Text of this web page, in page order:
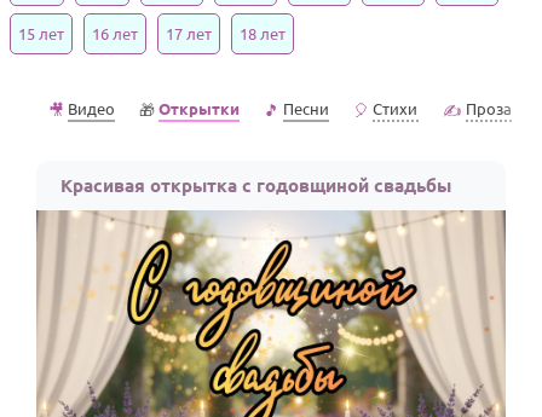
Годовщина свадьбы
Женщине
Мужчине
Папе
Детям
Все родственники
15 лет 16 лет 17 лет 18 лет
🎥 Видео 🎁Открытки 🎵 Песни 🎈 Стихи ✍️ Проза
Красивая открытка с годовщиной свадьбы